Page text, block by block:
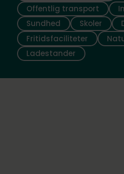
Offentlig transport
Sundhed
Skoler
Fritidsfaciliteter
Ladestander